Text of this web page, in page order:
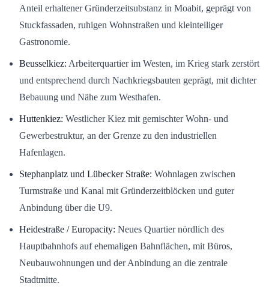
Anteil erhaltener Gründerzeitsubstanz in Moabit, geprägt von
Stuckfassaden, ruhigen Wohnstraßen und kleinteiliger
Gastronomie.
Beusselkiez: Arbeiterquartier im Westen, im Krieg stark zerstört
und entsprechend durch Nachkriegsbauten geprägt, mit dichter
Bebauung und Nähe zum Westhafen.
Huttenkiez: Westlicher Kiez mit gemischter Wohn- und
Gewerbestruktur, an der Grenze zu den industriellen
Hafenlagen.
Stephanplatz und Lübecker Straße: Wohnlagen zwischen
Turmstraße und Kanal mit Gründerzeitblöcken und guter
Anbindung über die U9.
Heidestraße / Europacity: Neues Quartier nördlich des
Hauptbahnhofs auf ehemaligen Bahnflächen, mit Büros,
Neubauwohnungen und der Anbindung an die zentrale
Stadtmitte.